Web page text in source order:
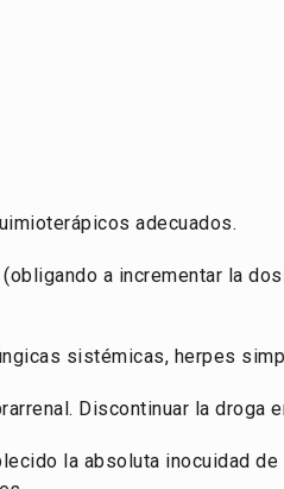
adecuados.
a incrementar la
sistémicas, herpes
Discontinuar la droga
la absoluta inocuidad